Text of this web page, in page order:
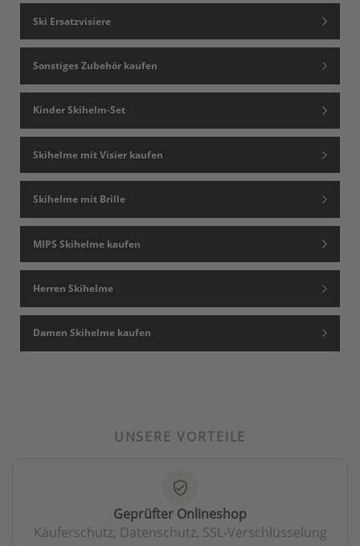
Ski Ersatzvisiere
Sonstiges Zubehör kaufen
Kinder Skihelm-Set
Skihelme mit Visier kaufen
Skihelme mit Brille
MIPS Skihelme kaufen
Herren Skihelme
Damen Skihelme kaufen
UNSERE VORTEILE
verified_user
Geprüfter Onlineshop
Käuferschutz, Datenschutz, SSL-Verschlüsselung